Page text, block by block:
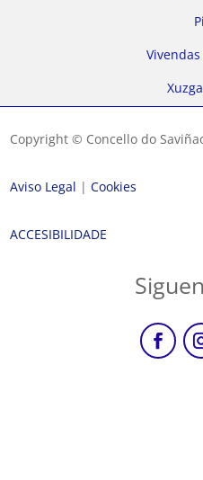
Copyright © Concello do
Aviso Legal |Cookies
ACCESIBILIDADE